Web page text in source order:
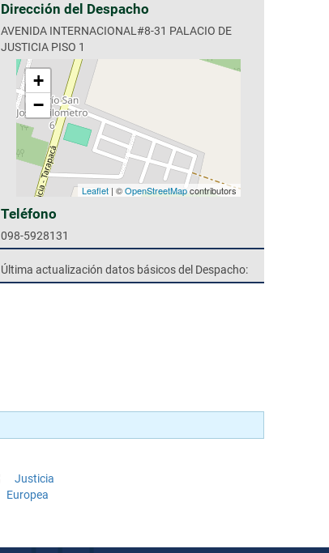
Dirección del Despacho
AVENIDA INTERNACIONAL#8-31 PALACIO DE
JUSTICIA PISO 1
+
−
Leaflet | ©OpenStreetMapcontributors
Teléfono
098-5928131
Última actualización datos básicos del Despacho: